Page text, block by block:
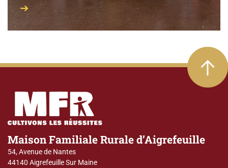
Maison Familiale Rurale d’Aigrefeuille
54, Avenue de Nantes
44140 Aigrefeuille Sur Maine